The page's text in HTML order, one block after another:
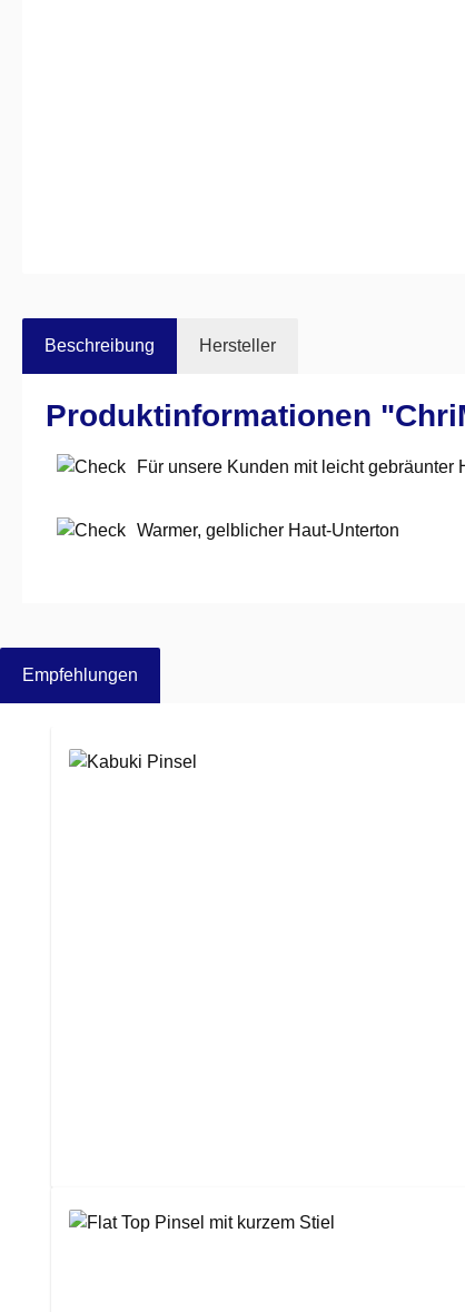
Beschreibung Hersteller
Produktinformationen
Für unsere Kunden mit leicht gebräunter
Warmer, gelblicher Haut-Unterton
Empfehlungen